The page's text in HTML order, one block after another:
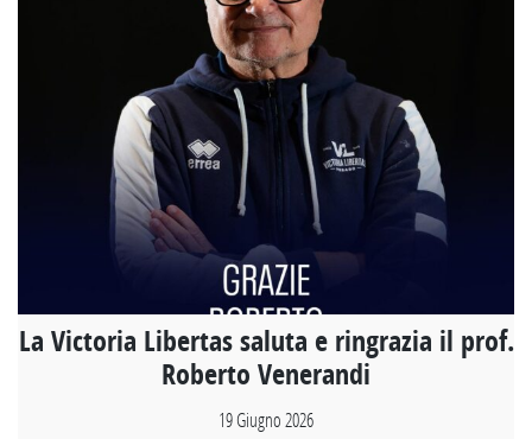
La Victoria Libertas saluta e ringrazia il prof.
Roberto Venerandi
19 Giugno 2026